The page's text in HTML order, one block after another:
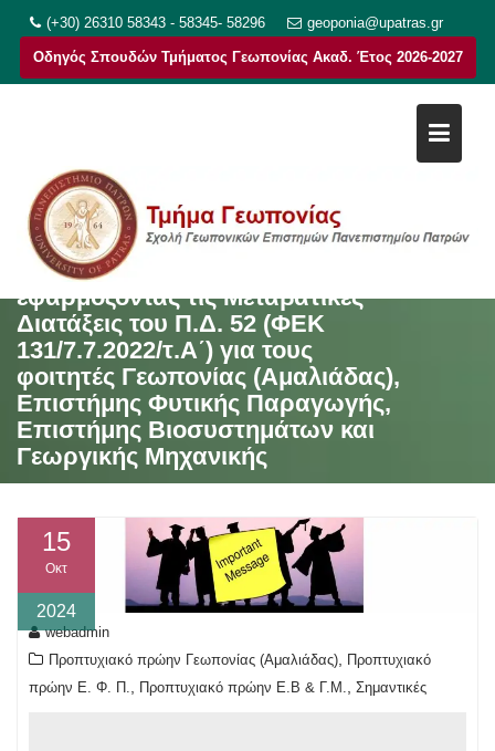
στο
περιεχόμενο
(+30) 26310 58343 - 58345- 58296 geoponia@upatras.gr
Οδηγός Σπουδών Τμήματος Γεωπονίας Ακαδ. Έτος 2026-2027
Αίτηση για την απόκτηση Πτυχίου
νέου Τμήματος Γεωπονίας
εφαρμόζοντας τις Μεταβατικές
Διατάξεις του Π.Δ. 52 (ΦΕΚ
131/7.7.2022/τ.Α΄) για τους
φοιτητές Γεωπονίας (Αμαλιάδας),
Επιστήμης Φυτικής Παραγωγής,
Επιστήμης Βιοσυστημάτων και
Γεωργικής Μηχανικής
15
Οκτ
2024
webadmin
Προπτυχιακό πρώην Γεωπονίας (Αμαλιάδας)
Προπτυχιακό
πρώην Ε. Φ. Π.
Προπτυχιακό πρώην Ε.Β & Γ.Μ. Σημαντικές